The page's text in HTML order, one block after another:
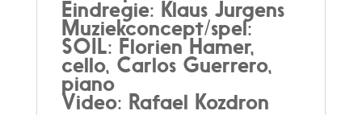
Eindregie: Klaus Jurgens
Muziekconcept/spel:
SOIL: Florien Hamer,
cello, Carlos Guerrero,
piano
Video: Rafael Kozdron